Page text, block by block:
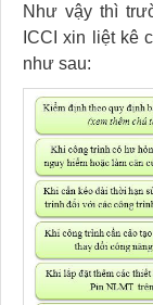
Như vậy thì
ICCI xin liệt kê
như sau: